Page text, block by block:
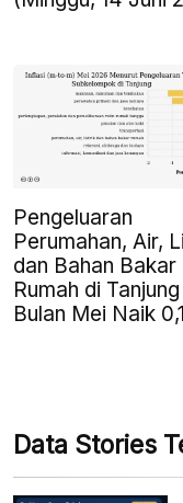
Pengeluaran
Perumahan, Air,
dan Bahan Bakar
Rumah di Tanjung
Bulan Mei Naik
Data Stories